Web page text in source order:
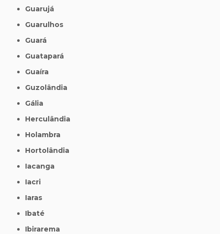
Guarujá
Guarulhos
Guará
Guatapará
Guaíra
Guzolândia
Gália
Herculândia
Holambra
Hortolândia
Iacanga
Iacri
Iaras
Ibaté
Ibirarema